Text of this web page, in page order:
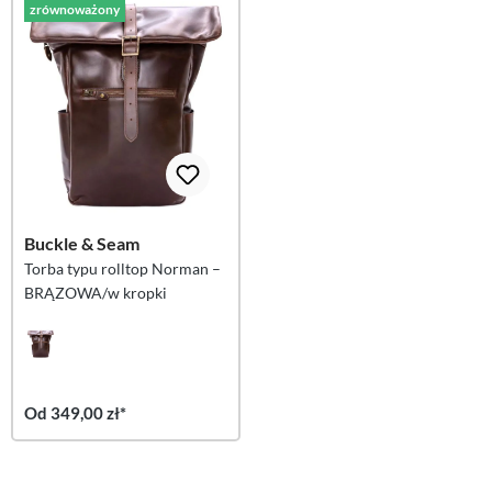
zrównoważony
Buckle & Seam
Torba typu rolltop Norman –
BRĄZOWA/w kropki
Od 349,00 zł*